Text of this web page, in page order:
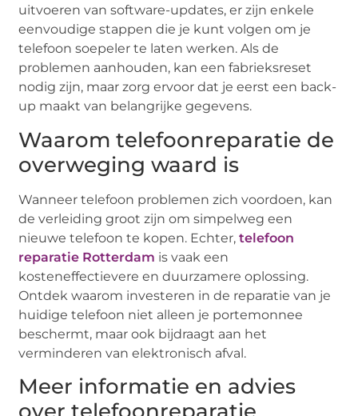
uitvoeren van software-updates, er zijn enkele
eenvoudige stappen die je kunt volgen om je
telefoon soepeler te laten werken. Als de
problemen aanhouden, kan een fabrieksreset
nodig zijn, maar zorg ervoor dat je eerst een back-
up maakt van belangrijke gegevens.
Waarom telefoonreparatie de
overweging waard is
Wanneer telefoon problemen zich voordoen, kan
de verleiding groot zijn om simpelweg een
nieuwe telefoon te kopen. Echter, telefoon
reparatie Rotterdam is vaak een
kosteneffectievere en duurzamere oplossing.
Ontdek waarom investeren in de reparatie van je
huidige telefoon niet alleen je portemonnee
beschermt, maar ook bijdraagt aan het
verminderen van elektronisch afval.
Meer informatie en advies